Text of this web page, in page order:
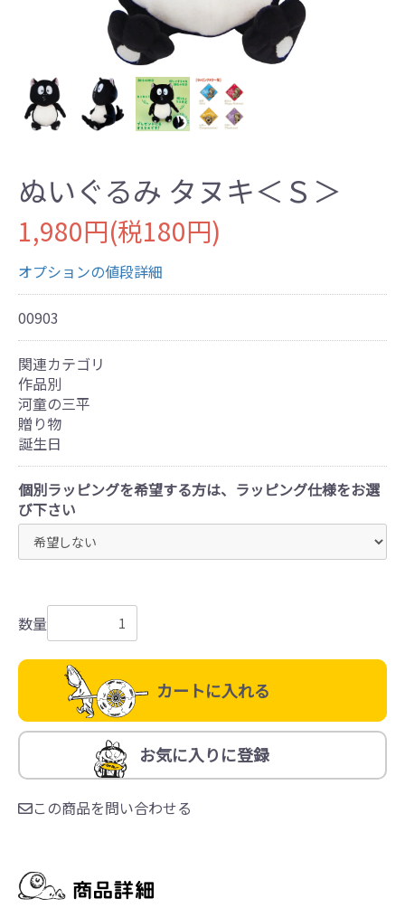
ぬいぐるみ タヌキ＜Ｓ＞
1,980円(税180円)
オプションの値段詳細
00903
関連カテゴリ
作品別
河童の三平
贈り物
誕生日
個別ラッピングを希望する方は、ラッピング仕様をお選
び下さい
数量
カートに入れる
お気に入りに登録
この商品を問い合わせる